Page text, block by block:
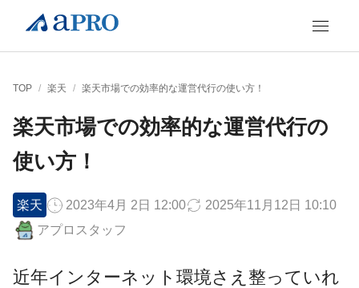
TOP / 楽天 / 楽天市場での効率的な運営代行の使い方！
楽天市場での効率的な運営代行の
使い方！
楽天 2023年4月 2日 12:00
2025年11月12日 10:10
アプロスタッフ
近年インターネット環境さえ整っていれ